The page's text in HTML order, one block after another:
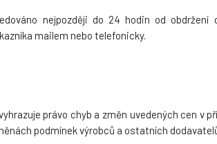
nejpozději do 24 hodin od obdržení
mailem nebo telefonicky.
právo chyb a změn uvedených cen
podmínek výrobců a ostatních